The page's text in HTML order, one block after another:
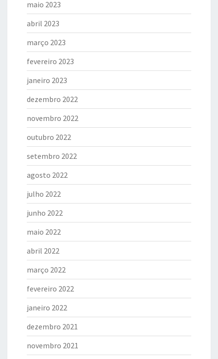
maio 2023
abril 2023
março 2023
fevereiro 2023
janeiro 2023
dezembro 2022
novembro 2022
outubro 2022
setembro 2022
agosto 2022
julho 2022
junho 2022
maio 2022
abril 2022
março 2022
fevereiro 2022
janeiro 2022
dezembro 2021
novembro 2021